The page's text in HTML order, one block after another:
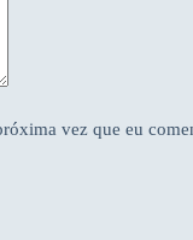
vez que eu